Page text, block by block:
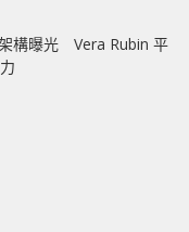
構曝光 Vera Rubin 平